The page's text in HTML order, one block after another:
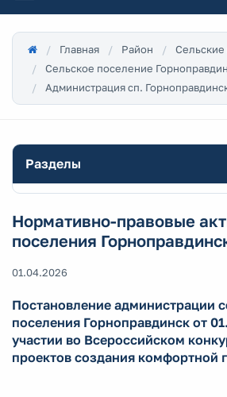
Главная Район
Сельское поселение
Администрация сп.
Разделы
Нормативно-правовые
поселения
01.04.2026
Постановление администрации
поселения Горноправдинск от
участии во Всероссийском
проектов создания комфортной